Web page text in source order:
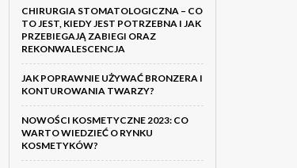
CHIRURGIA STOMATOLOGICZNA – CO
TO JEST, KIEDY JEST POTRZEBNA I JAK
PRZEBIEGAJĄ ZABIEGI ORAZ
REKONWALESCENCJA
JAK POPRAWNIE UŻYWAĆ BRONZERA I
KONTUROWANIA TWARZY?
NOWOŚCI KOSMETYCZNE 2023: CO
WARTO WIEDZIEĆ O RYNKU
KOSMETYKÓW?